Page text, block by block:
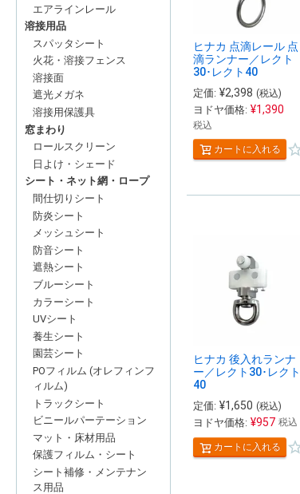
エアラインレール
溶接用品
スパッタシート
火花・溶接フェンス
溶接面
遮光メガネ
溶接用保護具
窓まわり
ロールスクリーン
日よけ・シェード
シート・ネット網・ロープ
間仕切りシート
防炎シート
メッシュシート
防音シート
遮熱シート
ブルーシート
カラーシート
UVシート
養生シート
園芸シート
POフィルム (オレフィンフ
ィルム)
トラックシート
ビニールパーテーション
マット・床材用品
保護フィルム・シート
シート補修・メンテナン
ス用品
ヒナカ 点滴レール 点
滴ランナー／レクト
30･レクト40
定価: ¥2,398 (税込)
ヨドヤ価格: ¥1,390
税込
カートに入れる
ヒナカ 後入れランナ
ー／レクト30･レクト
40
定価: ¥1,650 (税込)
ヨドヤ価格: ¥957 税込
カートに入れる